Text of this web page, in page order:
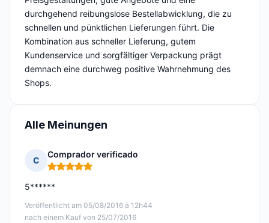
durchgehend reibungslose Bestellabwicklung, die zu
schnellen und pünktlichen Lieferungen führt. Die
Kombination aus schneller Lieferung, gutem
Kundenservice und sorgfältiger Verpackung prägt
demnach eine durchweg positive Wahrnehmung des
Shops.
Alle Meinungen
C
Comprador verificado
Hinweis: 5 von 5
Veröffentlicht am 05/08/2016 à 12h44
nach einem Kauf von 25/07/2016
5******